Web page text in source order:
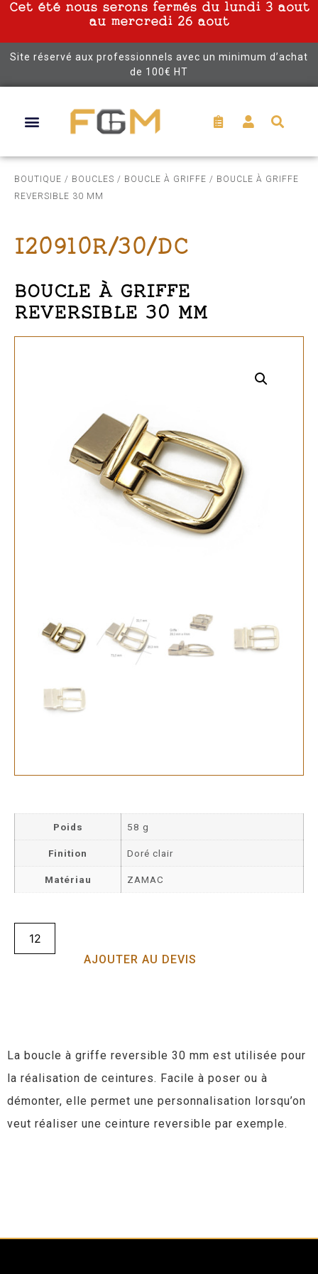
Cet été nous serons fermés du lundi 3 aout
au mercredi 26 aout
Site réservé aux professionnels avec un minimum d’achat
de 100€ HT
BOUTIQUE / BOUCLES / BOUCLE À GRIFFE / BOUCLE À GRIFFE
REVERSIBLE 30 MM
I20910R/30/DC
BOUCLE À GRIFFE
REVERSIBLE 30 MM
Poids 58 g
Finition Doré clair
Matériau ZAMAC
AJOUTER AU DEVIS
La boucle à griffe reversible 30 mm est utilisée pour
la réalisation de ceintures. Facile à poser ou à
démonter, elle permet une personnalisation lorsqu’on
veut réaliser une ceinture reversible par exemple.